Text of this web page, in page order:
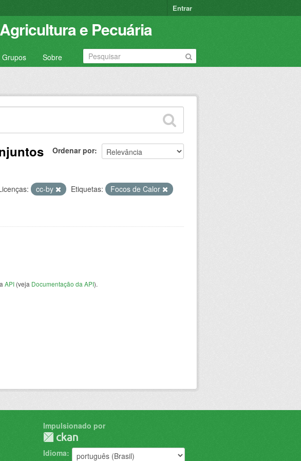
Entrar
e Pecuária
Grupos Sobre
Ordenar por
cc-by Etiquetas:
Focos de Calor
API (veja Documentação da API).
Impulsionado por
Idioma